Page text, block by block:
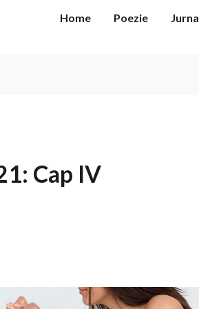
Home Poezie
Cap IV